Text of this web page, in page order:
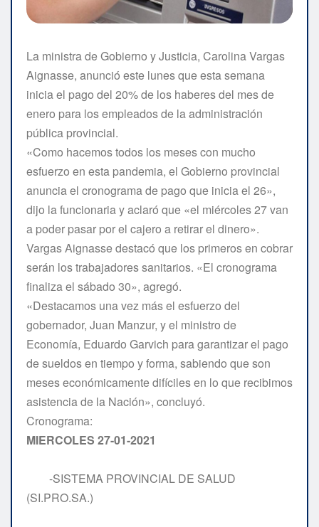
La ministra de Gobierno y Justicia, Carolina Vargas
Aignasse, anunció este lunes que esta semana
inicia el pago del 20% de los haberes del mes de
enero para los empleados de la administración
pública provincial.
«Como hacemos todos los meses con mucho
esfuerzo en esta pandemia, el Gobierno provincial
anuncia el cronograma de pago que inicia el 26»,
dijo la funcionaria y aclaró que «el miércoles 27 van
a poder pasar por el cajero a retirar el dinero».
Vargas Aignasse destacó que los primeros en cobrar
serán los trabajadores sanitarios. «El cronograma
finaliza el sábado 30», agregó.
«Destacamos una vez más el esfuerzo del
gobernador, Juan Manzur, y el ministro de
Economía, Eduardo Garvich para garantizar el pago
de sueldos en tiempo y forma, sabiendo que son
meses económicamente difíciles en lo que recibimos
asistencia de la Nación», concluyó.
Cronograma:
MIERCOLES 27-01-2021
-SISTEMA PROVINCIAL DE SALUD
(SI.PRO.SA.)